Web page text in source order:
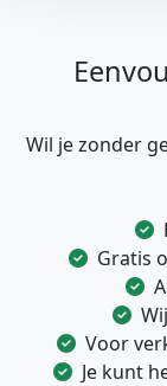
Wil je zonder
Gratis
Voor
Je kunt